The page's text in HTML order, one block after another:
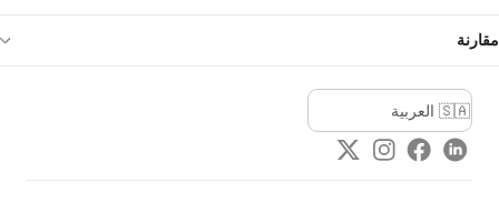
مقارنة
LinkedIn
Facebook
Instagram
Twitter